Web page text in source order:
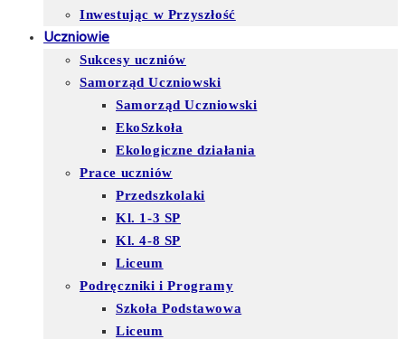
Inwestując w Przyszłość
Uczniowie
Sukcesy uczniów
Samorząd Uczniowski
Samorząd Uczniowski
EkoSzkoła
Ekologiczne działania
Prace uczniów
Przedszkolaki
Kl. 1-3 SP
Kl. 4-8 SP
Liceum
Podręczniki i Programy
Szkoła Podstawowa
Liceum